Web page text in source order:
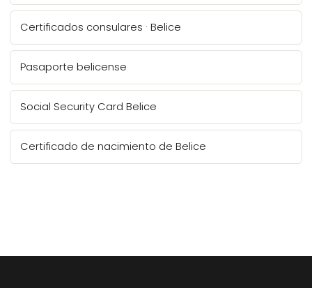
Certificados consulares · Belice
Pasaporte belicense
Social Security Card Belice
Certificado de nacimiento de Belice